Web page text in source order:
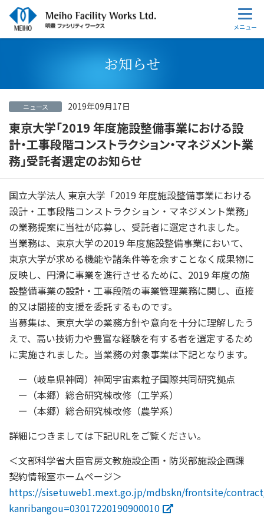
お知らせ
ニュース 2019年09月17日
東京大学「2019 年度施設整備事業における設
計・工事段階コンストラクション・マネジメント業
務」受託者選定のお知らせ
国立大学法人 東京大学「2019 年度施設整備事業における
設計・工事段階コンストラクション・マネジメント業務」
の業務提案に当社が応募し、受託者に選定されました。
当業務は、東京大学の2019 年度施設整備事業において、
東京大学が求める機能や諸条件等を余すことなく成果物に
反映し、円滑に事業を進行させるために、2019 年度の施
設整備事業の設計・工事段階の事業管理業務に関し、直接
的又は間接的支援を委託するものです。
当募集は、東京大学の業務方針や意向を十分に理解したう
えで、高い技術力や豊富な経験を有する者を選定するため
に実施されました。当業務の対象事業は下記となります。
ー（岐阜県神岡）神岡宇宙素粒子国際共同研究拠点
ー（本郷）総合研究棟改修（工学系）
ー（本郷）総合研究棟改修（農学系）
詳細につきましては下記URLをご覧ください。
＜文部科学省大臣官房文教施設企画・防災部施設企画課
契約情報室ホームページ＞
https://sisetuweb1.mext.go.jp/mdbskn/frontsite/
kanribangou=03017220190900010